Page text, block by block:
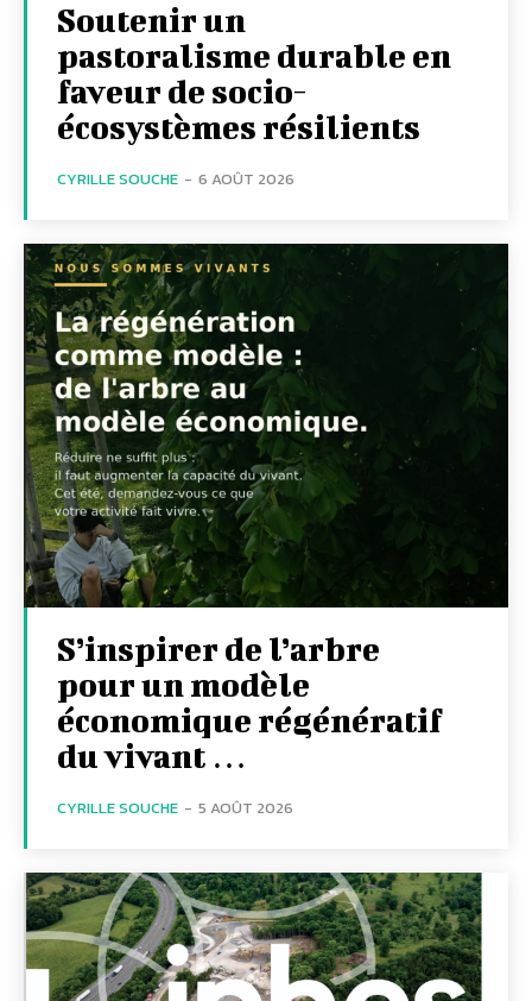
Soutenir un
pastoralisme durable en
faveur de socio-
écosystèmes résilients
CYRILLE SOUCHE - 6 AOÛT 2026
S’inspirer de l’arbre
pour un modèle
économique régénératif
du vivant …
CYRILLE SOUCHE - 5 AOÛT 2026